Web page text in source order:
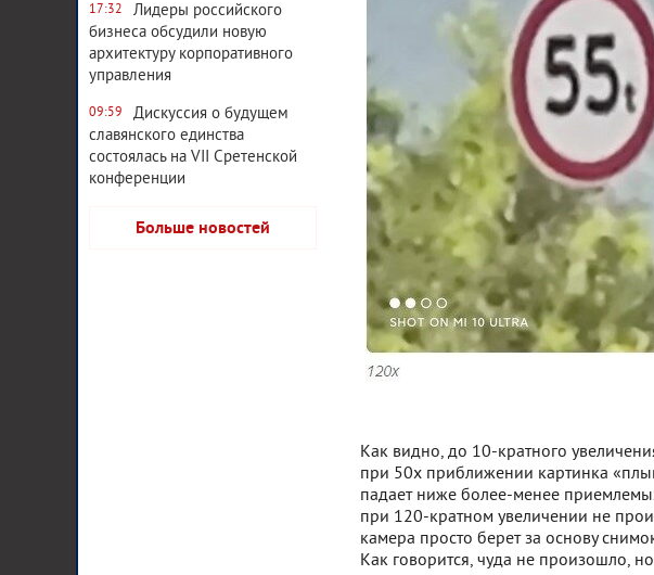
17:32
Лидеры российского
бизнеса обсудили новую
архитектуру корпоративного
управления
09:59
Дискуссия о будущем
славянского единства
состоялась на VII Сретенской
конференции
Больше новостей
Как видно, до 10-кратного
при 50х приближении картинка
падает ниже более-менее
при 120-кратном увеличении не
камера просто берет за основу
Как говорится, чуда не произошло,